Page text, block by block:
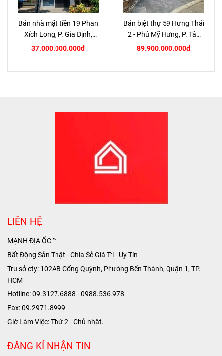
Bán nhà mặt tiền 19 Phan
Xích Long, P. Gia Định,
TP.HCM
37.000.000.000đ
Bán biệt thự 59 Hưng Thái
2 - Phú Mỹ Hưng, P. Tân
Hưng, Quận 7
89.900.000.000đ
LIÊN HỆ
MẠNH ĐỊA ỐC ™
Bất Động Sản Thật - Chia Sẻ Giá Trị - Uy Tín
Trụ sở cty: 102AB Cống Quỳnh, Phường Bến Thành, Quận 1, TP.
HCM
Hotline: 09.3127.6888 - 0988.536.978
Fax: 09.2971.8999
Giờ Làm Việc: Thứ 2 - Chủ nhật.
ĐĂNG KÍ NHẬN TIN